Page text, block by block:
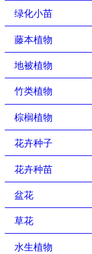
绿化小苗
藤本植物
地被植物
竹类植物
棕榈植物
花卉种子
花卉种苗
盆花
草花
水生植物